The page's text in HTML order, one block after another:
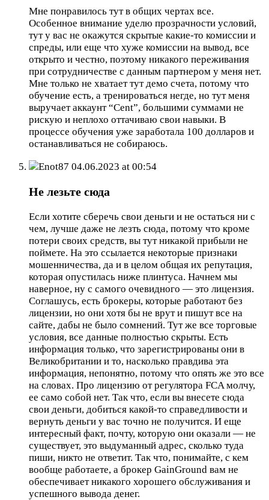
Мне понравилось тут в общих чертах все.
Особенное внимание уделю прозрачности условий,
тут у вас не окажутся скрытые какие-то комиссии и
спреды, или еще что хуже комиссии на вывод, все
открыто и честно, поэтому никакого переживания
при сотрудничестве с данным партнером у меня нет.
Мне только не хватает тут демо счета, потому что
обучение есть, а тренироваться негде, но тут меня
выручает аккаунт “Cent”, большими суммами не
рискую и неплохо оттачиваю свои навыки. В
процессе обучения уже заработала 100 долларов и
останавливаться не собираюсь.
Enot87 04.06.2023 at 00:54
Не лезьте сюда
Если хотите сберечь свои деньги и не остаться ни с
чем, лучше даже не лезть сюда, потому что кроме
потери своих средств, вы тут никакой прибыли не
поймете. На это ссылается некоторые признаки
мошенничества, да и в целом общая их репутация,
которая опустилась ниже плинтуса. Начнем мы
наверное, ну с самого очевидного — это лицензия.
Соглашусь, есть брокеры, которые работают без
лицензии, но они хотя бы не врут и пишут все на
сайте, дабы не было сомнений. Тут же все торговые
условия, все данные полностью скрыты. Есть
информация только, что зарегистрированы они в
Великобритании и то, насколько правдива эта
информация, непонятно, потому что опять же это все
на словах. Про лицензию от регулятора FCA молчу,
ее само собой нет. Так что, если вы внесете сюда
свои деньги, добиться какой-то справедливости и
вернуть деньги у вас точно не получится. И еще
интересный факт, почту, которую они оказали — не
существует, это выдуманный адрес, сколько туда
пиши, никто не ответит. Так что, понимайте, с кем
вообще работаете, а брокер GainGround вам не
обеспечивает никакого хорошего обслуживания и
успешного вывода денег.